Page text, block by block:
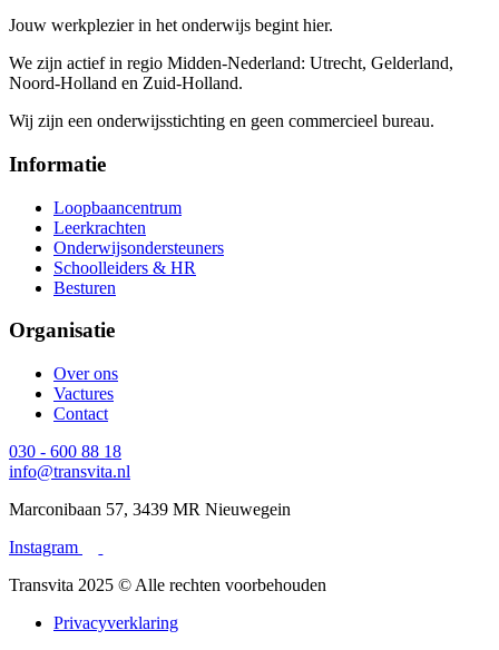
Jouw werkplezier in het onderwijs begint hier.
We zijn actief in regio Midden-Nederland: Utrecht, Gelderland,
Noord-Holland en Zuid-Holland.
Wij zijn een onderwijsstichting en geen commercieel bureau.
Informatie
Loopbaancentrum
Leerkrachten
Onderwijsondersteuners
Schoolleiders & HR
Besturen
Organisatie
Over ons
Vactures
Contact
030 - 600 88 18
info@transvita.nl
Marconibaan 57, 3439 MR Nieuwegein
Instagram
Transvita 2025 © Alle rechten voorbehouden
Privacyverklaring